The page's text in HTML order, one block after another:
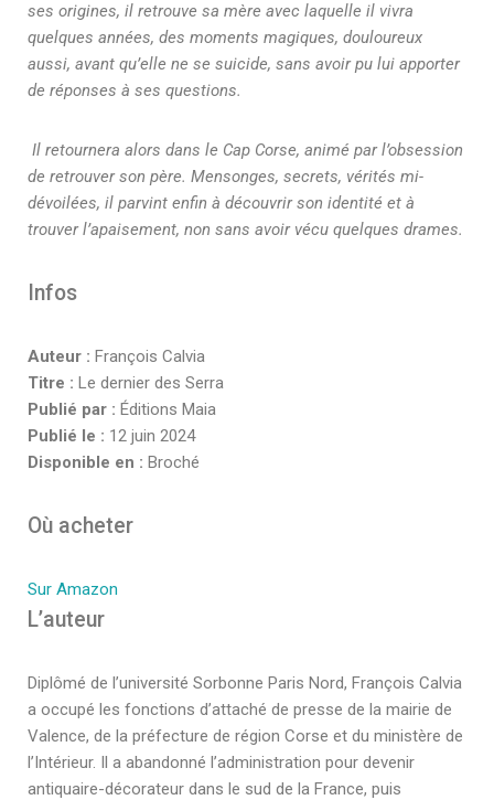
ses origines, il retrouve sa mère avec laquelle il vivra
quelques années, des moments magiques, douloureux
aussi, avant qu’elle ne se suicide, sans avoir pu lui apporter
de réponses à ses questions.
Il retournera alors dans le Cap Corse, animé par l’obsession
de retrouver son père. Mensonges, secrets, vérités mi-
dévoilées, il parvint enfin à découvrir son identité et à
trouver l’apaisement, non sans avoir vécu quelques drames.
Infos
Auteur : François Calvia
Titre : Le dernier des Serra
Publié par : Éditions Maia
Publié le : 12 juin 2024
Disponible en : Broché
Où acheter
Sur Amazon
L’auteur
Diplômé de l’université Sorbonne Paris Nord, François Calvia
a occupé les fonctions d’attaché de presse de la mairie de
Valence, de la préfecture de région Corse et du ministère de
l’Intérieur. Il a abandonné l’administration pour devenir
antiquaire-décorateur dans le sud de la France, puis